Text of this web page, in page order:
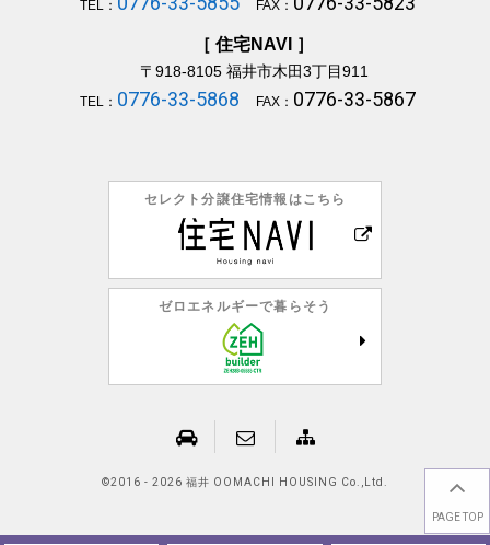
PAGE TOP
TEL： FAX：
［ 住宅NAVI ］
〒918-8105福井市木田3丁目911
TEL： 0776-33-5868 FAX： 0776-33-5867
セレクト分譲住宅情報はこちら
ゼロエネルギーで暮らそう
©2016 - 2026 福井 OOMACHI HOUSING Co.,Ltd.